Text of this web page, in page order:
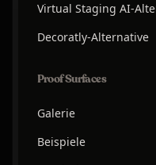
Virtual Staging AI-
Decoratly-Alternative
Proof Surfaces
Galerie
Beispiele